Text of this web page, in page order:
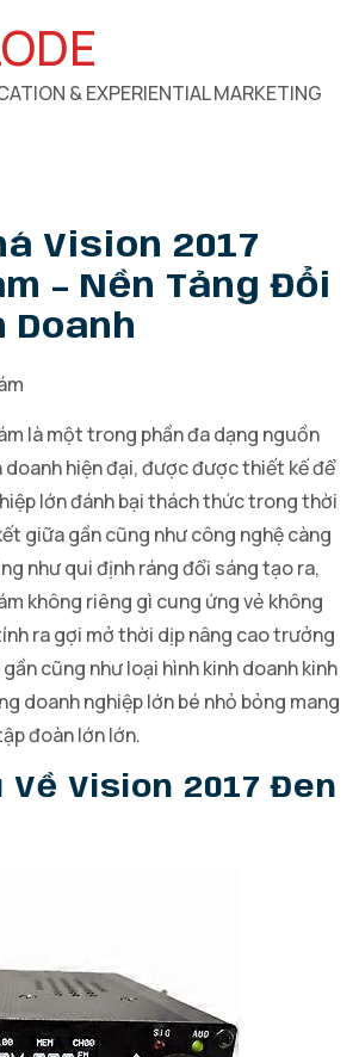
& EXPERIENTIAL MARKETING
Vision 2017
– Nền Tảng Đổi
Doanh
là một trong phần đa dạng nguồn
doanh hiện đại, được được thiết kế để
lớn đánh bại thách thức trong thời
giữa gần cũng như công nghệ càng
như qui định ráng đổi sáng tạo ra,
không riêng gì cung ứng vẻ không
ra gợi mở thời dịp nâng cao trưởng
cũng như loại hình kinh doanh kinh
doanh nghiệp lớn bé nhỏ bỏng mang
đoàn lớn lớn.
Về Vision 2017 Đen